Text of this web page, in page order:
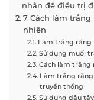
nhân để điều trị
7 Cách làm
nhiên
Làm trắng răng
Sử dụng muối
Cách làm trắng
Làm trắng
truyền thống
Sử dụng dâu